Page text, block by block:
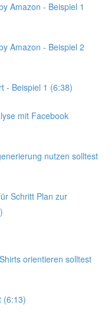
Amazon - Beispiel 1
Amazon - Beispiel 2
- Beispiel 1 (6:38)
mit Facebook
nutzen solltest
Schritt Plan zur
orientieren solltest
(6:13)